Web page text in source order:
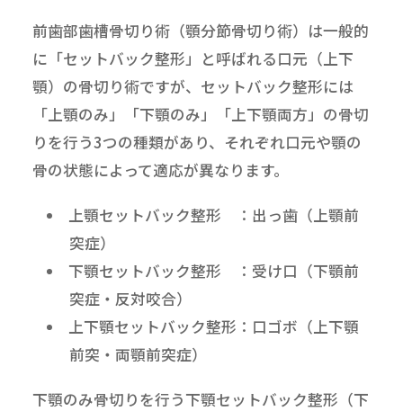
前歯部歯槽骨切り術（顎分節骨切り術）は一般的
に「セットバック整形」と呼ばれる口元（上下
顎）の骨切り術ですが、セットバック整形には
「上顎のみ」「下顎のみ」「上下顎両方」の骨切
りを行う3つの種類があり、それぞれ口元や顎の
骨の状態によって適応が異なります。
上顎セットバック整形 ：出っ歯（上顎前
突症）
下顎セットバック整形 ：受け口（下顎前
突症・反対咬合）
上下顎セットバック整形：口ゴボ（上下顎
前突・両顎前突症）
下顎のみ骨切りを行う下顎セットバック整形（下